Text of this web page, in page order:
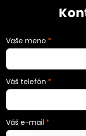
Vaše meno *
Váš telefón *
Váš e-mail *